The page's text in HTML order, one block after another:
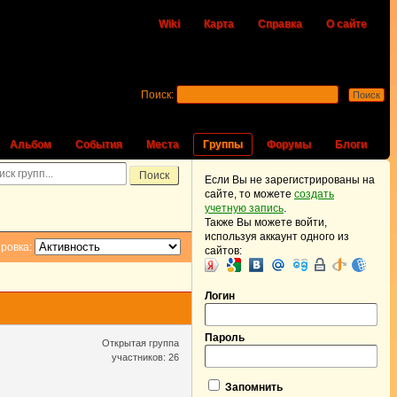
Wiki Карта Справка О сайте
Альбом События Места Группы Форумы Блоги
Поиск:
Открытая группа
участников: 26
Если Вы не зарегистрированы на
сайте, то можете создать
учетную запись.
Также Вы можете войти,
используя аккаунт одного из
сайтов:
Логин
Пароль
Запомнить